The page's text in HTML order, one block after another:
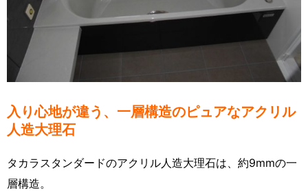
入り心地が違う、一層構造のピュアなアクリル
人造大理石
タカラスタンダードのアクリル人造大理石は、約9mmの一
層構造。